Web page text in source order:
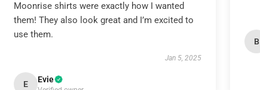
Moonrise shirts were exactly how I wanted
them! They also look great and I’m excited to
use them.
Jan 5, 2025
E Evie
B